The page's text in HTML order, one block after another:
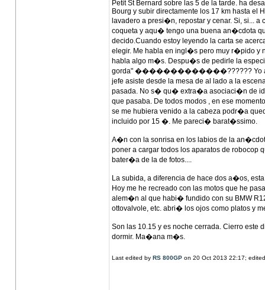
Petit St Bernard sobre las 5 de la tarde. ha
Bourg y subir directamente los 17 km hasta el
lavadero a presi�n, repostar y cenar. Si, si...
coqueta y aqu� tengo una buena an�cdota
decido.Cuando estoy leyendo la carta se
elegir. Me habla en ingl�s pero muy r�pido y
habla algo m�s. Despu�s de pedirle la
gorda" �������������?????? Yo
jefe asiste desde la mesa de al lado a la
pasada. No s� qu� extra�a asociaci�n de
que pasaba. De todos modos , en ese
se me hubiera venido a la cabeza podr�a
incluido por 15 �. Me pareci� barat�ssimo.
A�n con la sonrisa en los labios de la
poner a cargar todos los aparatos de robocop
bater�a de la de fotos....
La subida, a diferencia de hace dos a�os,
Hoy me he recreado con las motos que he
alem�n al que habi� fundido con su BMW
ottovalvole, etc. abri� los ojos como platos y
Son las 10.15 y es noche cerrada. Cierro
dormir. Ma�ana m�s.
Last edited by RS 800GP on 20 Oct 2013 22:17;